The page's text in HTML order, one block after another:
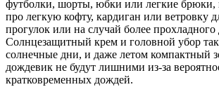
футболки, шорты, юбки или легкие брюки,
про легкую кофту, кардиган или ветровку
прогулок или на случай более прохладного
Солнцезащитный крем и головной убор
солнечные дни, и даже летом компактный
дождевик не будут лишними из-за
кратковременных дождей.